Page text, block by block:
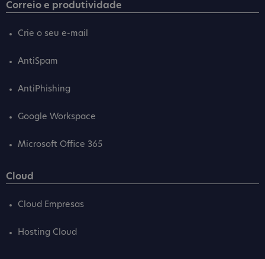
Correio e produtividade
Crie o seu e-mail
AntiSpam
AntiPhishing
Google Workspace
Microsoft Office 365
Cloud
Cloud Empresas
Hosting Cloud